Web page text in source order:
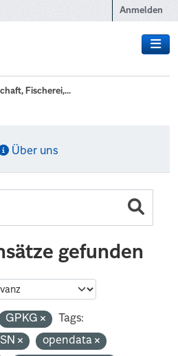
Anmelden
Fischerei,...
Über uns
gefunden
GPKG
Tags:
opendata